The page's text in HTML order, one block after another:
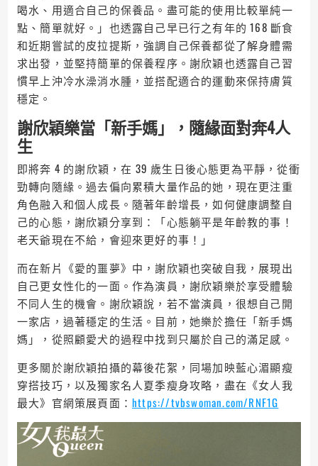
喝水、用適合自己的保養品。盡可能的使用比較單純一
點、簡單就好。」也透露自己早已行之有年的 168 斷食
和近期嘗試的皮拉提斯，強調自己保養都從了解身體需
求出發，並堅持簡單的保養程序。謝欣穎也透露自己習
慣早上沖冷水澡消水腫，並搭配適合的運動來保持膚質
穩定。
謝欣穎樂當「新手媽」，隨緣面對奔4人
生
即將奔 4 的謝欣穎，在 39 歲生日後心態更為平靜，從衝
勁轉向隨緣。過去偏向累積大量作品的她，現在更注重
角色融入和個人成長。隨著年齡增長，如何健康調整自
己的心態，謝欣穎分享到：「心態躺平是年齡教的事！
老天爺現在不給，會迎來更好的事！」
而在新片《愛的噩夢》中，謝欣穎也突破自我，展現出
自己更女性化的一面。作為演員，謝欣穎樂於享受體驗
不同人生的機會。謝欣穎說，若不當演員，很想自己開
一家店，過著穩定的生活。目前，她樂於擔任「新手媽
媽」，從照顧愛犬的過程中找到只屬於自己的滿足感。
更多關於謝欣穎拍攝的幕後花絮，同場加映藍心湄顯瘦
穿搭技巧，以及獨家名人夏季瘦身攻略，盡在《女人我
最大》官網策展頁面： https://tvbswoman.com/RNF1G